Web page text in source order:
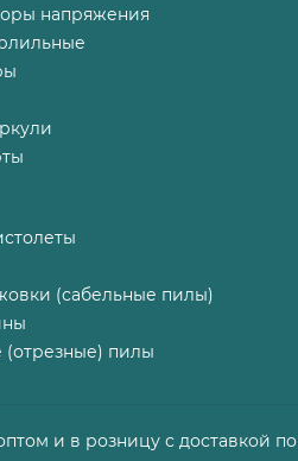
напряжения
(сабельные пилы)
пилы
и в розницу с доставкой по